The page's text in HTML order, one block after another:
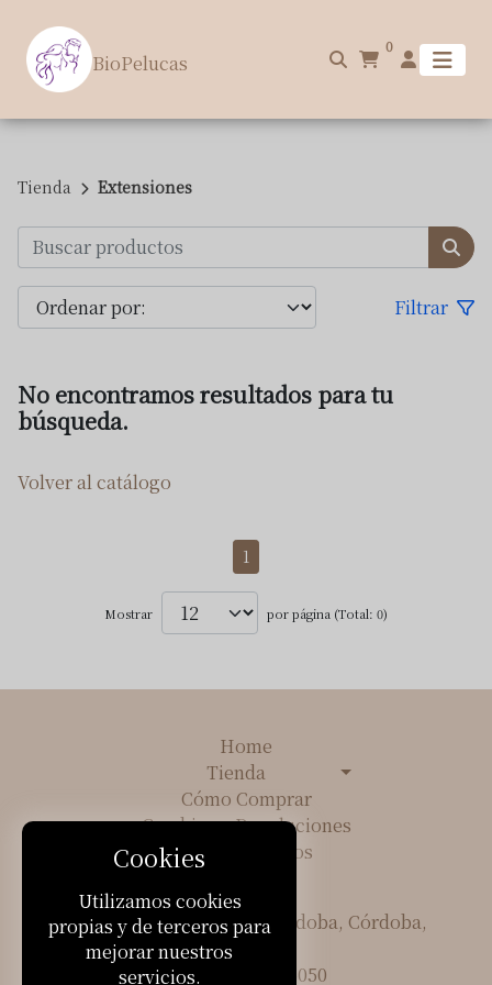
Cookies
Utilizamos cookies
propias y de terceros para
mejorar nuestros
servicios.
BioPelucas
0
Tienda Extensiones
Filtrar
No encontramos resultados para tu
búsqueda.
Volver al catálogo
1
Mostrar por página (Total: 0)
Home
Tienda
Cómo Comprar
Cambios y Devoluciones
Sobre Nosotros
Cerro de las Rosas, Córdoba, Córdoba,
Argentina
+54 3515305050